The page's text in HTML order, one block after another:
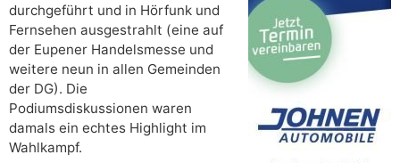
durchgeführt und in Hörfunk und
Fernsehen ausgestrahlt (eine auf
der Eupener Handelsmesse und
weitere neun in allen Gemeinden
der DG). Die
Podiumsdiskussionen waren
damals ein echtes Highlight im
Wahlkampf.